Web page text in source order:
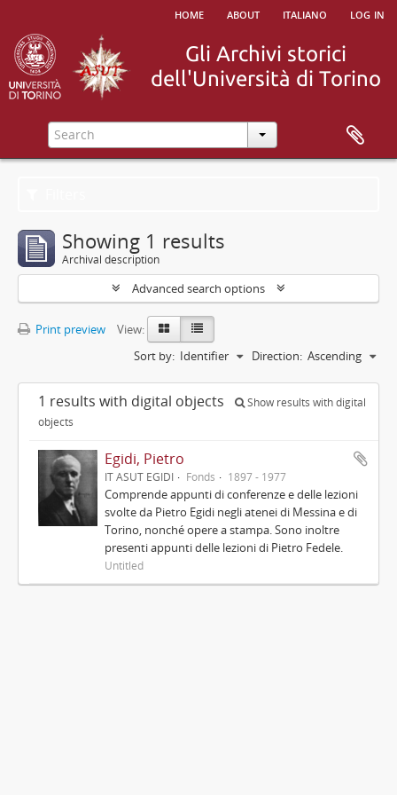
home about italiano log in
Showing 1 results
Archival description
Advanced search options
Print preview
View:
Sort by: Identifier Direction: Ascending
1 results with digital objects
Show results with digital
objects
Egidi, Pietro
IT ASUT EGIDI Fonds 1897 - 1977
Comprende appunti di conferenze e delle lezioni
svolte da Pietro Egidi negli atenei di Messina e di
Torino, nonché opere a stampa. Sono inoltre
presenti appunti delle lezioni di Pietro Fedele.
Untitled